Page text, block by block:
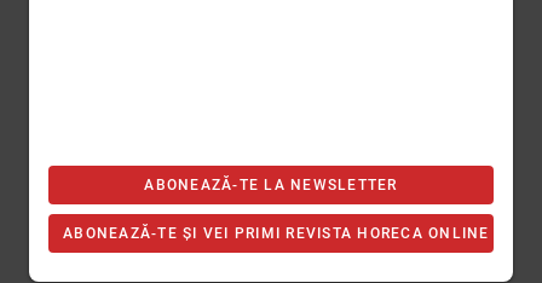
ABONEAZĂ-TE LA NEWSLETTER
ABONEAZĂ-TE ȘI VEI PRIMI REVISTA HORECA ONLINE